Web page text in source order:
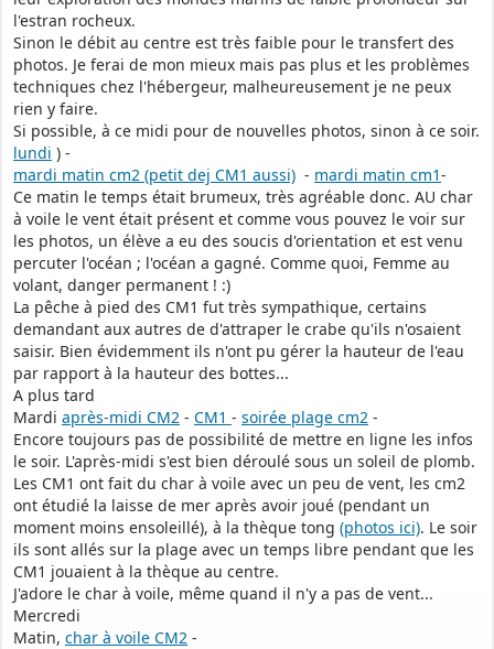
l'estran rocheux.
Sinon le débit au centre est très faible pour le transfert des
photos. Je ferai de mon mieux mais pas plus et les problèmes
techniques chez l'hébergeur, malheureusement je ne peux
rien y faire.
Si possible, à ce midi pour de nouvelles photos, sinon à ce soir.
lundi ) -
mardi matin cm2 (petit dej CM1 aussi) - mardi matin cm1-
Ce matin le temps était brumeux, très agréable donc. AU char
à voile le vent était présent et comme vous pouvez le voir sur
les photos, un élève a eu des soucis d'orientation et est venu
percuter l'océan ; l'océan a gagné. Comme quoi, Femme au
volant, danger permanent ! :)
La pêche à pied des CM1 fut très sympathique, certains
demandant aux autres de d'attraper le crabe qu'ils n'osaient
saisir. Bien évidemment ils n'ont pu gérer la hauteur de l'eau
par rapport à la hauteur des bottes...
A plus tard
Mardi après-midi CM2 - CM1 - soirée plage cm2 -
Encore toujours pas de possibilité de mettre en ligne les infos
le soir. L'après-midi s'est bien déroulé sous un soleil de plomb.
Les CM1 ont fait du char à voile avec un peu de vent, les cm2
ont étudié la laisse de mer après avoir joué (pendant un
moment moins ensoleillé), à la thèque tong (photos ici). Le soir
ils sont allés sur la plage avec un temps libre pendant que les
CM1 jouaient à la thèque au centre.
J'adore le char à voile, même quand il n'y a pas de vent...
Mercredi
Matin, char à voile CM2 -